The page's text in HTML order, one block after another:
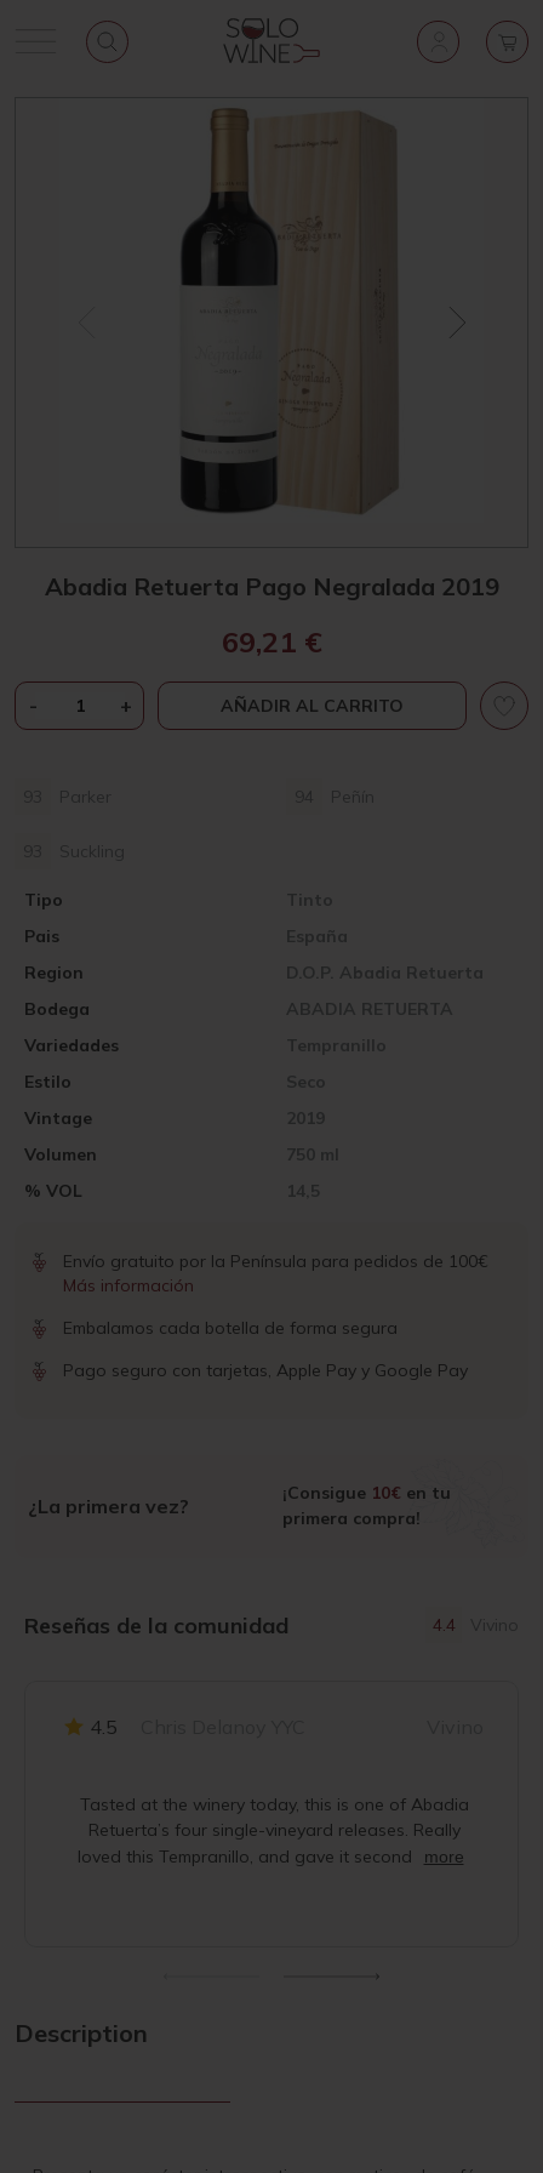
Abadia Retuerta Pago Negralada 2019
Parker Peñín
Suckling
Pais España
Vintage 2019
Region D.O.P. Abadia Retuerta
Volumen 750 ml
Bodega ABADIA RETUERTA
% VOL 14,5
Variedades Tempranillo
Tipo Tinto
Estilo Seco
69,21 €
-ABADIA
RETUERTA
2019
+ AÑADIR AL CARRITO
Envío gratuito por la Península para pedidos de 100€
Más información
Embalamos cada botella de forma segura
Pago seguro con tarjetas, Apple Pay y Google Pay
¿La primera vez?
¡Consigue 10€ en tu
primera compra!
Reseñas de la comunidad 4.4 Vivino
4.5
Tasted at the winery today, this is one of Abadia
Retuerta’s four single-vineyard releases. Really
loved this Tempranillo, and gave it second
more
Description